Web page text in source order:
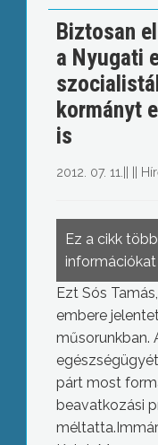
Biztosan
a Nyugati
kormányt
is
2012. 07. 11.
Ez a cikk
Ezt Sós
embere
műsorunkban.
párt most
beavatkozási